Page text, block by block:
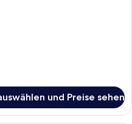
und Preise sehen